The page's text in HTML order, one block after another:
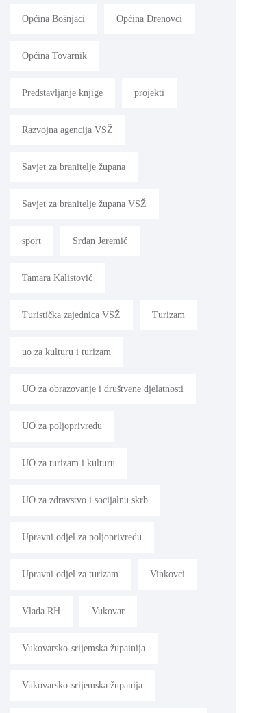
Općina Bošnjaci Općina Drenovci
Općina Tovarnik
Predstavljanje knjige projekti
Razvojna agencija VSŽ
Savjet za branitelje župana
Savjet za branitelje župana VSŽ
sport Srđan Jeremić
Tamara Kalistović
Turistička zajednica VSŽ Turizam
uo za kulturu i turizam
UO za obrazovanje i društvene djelatnosti
UO za poljoprivredu
UO za turizam i kulturu
UO za zdravstvo i socijalnu skrb
Upravni odjel za poljoprivredu
Upravni odjel za turizam Vinkovci
Vlada RH Vukovar
Vukovarsko-srijemska župainija
Vukovarsko-srijemska županija